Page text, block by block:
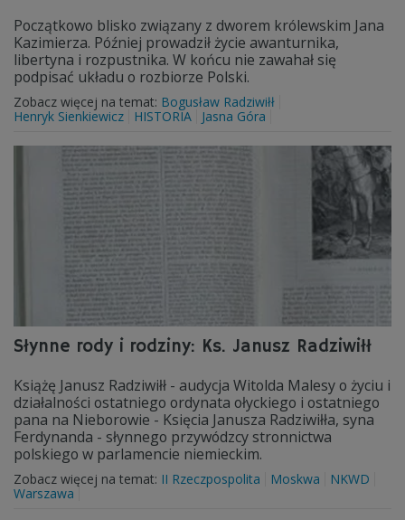
Początkowo blisko związany z dworem królewskim Jana
Kazimierza. Później prowadził życie awanturnika,
libertyna i rozpustnika. W końcu nie zawahał się
podpisać układu o rozbiorze Polski.
Zobacz więcej na temat: Bogusław Radziwiłł
Henryk Sienkiewicz
HISTORIA Jasna Góra
Słynne rody i rodziny: Ks. Janusz Radziwiłł
Książę Janusz Radziwiłł - audycja Witolda Malesy o życiu i
działalności ostatniego ordynata ołyckiego i ostatniego
pana na Nieborowie - Księcia Janusza Radziwiłła, syna
Ferdynanda - słynnego przywódzcy stronnictwa
polskiego w parlamencie niemieckim.
Zobacz więcej na temat: II Rzeczpospolita Moskwa
NKWD
Warszawa